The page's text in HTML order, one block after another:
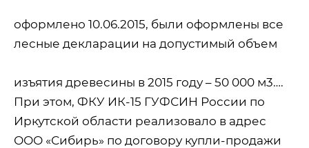
оформлено 10.06.2015, были оформлены все
лесные декларации на допустимый объем
изъятия древесины в 2015 году – 50 000 м3….
При этом, ФКУ ИК-15 ГУФСИН России по
Иркутской области реализовало в адрес
ООО «Сибирь» по договору купли-продажи